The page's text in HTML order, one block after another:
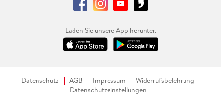
Laden Sie unsere App herunter.
Datenschutz AGB Impressum
Widerrufsbelehrung
Datenschutzeinstellungen